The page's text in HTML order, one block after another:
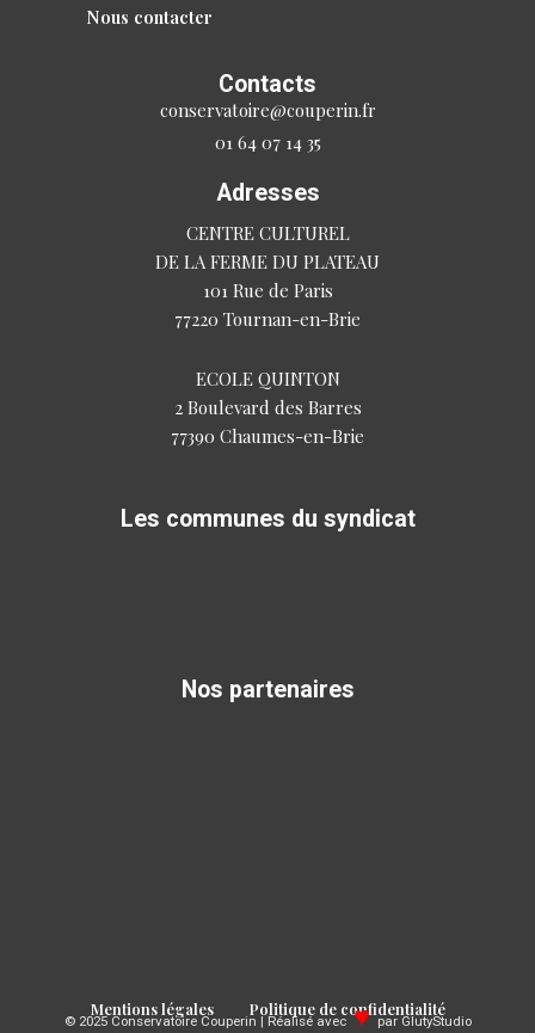
Nous contacter
Contacts
conservatoire@couperin.fr
01 64 07 14 35
Adresses
CENTRE CULTUREL
DE LA FERME DU PLATEAU
101 Rue de Paris
77220 Tournan-en-Brie
ECOLE QUINTON
2 Boulevard des Barres
77390 Chaumes-en-Brie
Les communes du syndicat
Nos partenaires
Mentions légales Politique de confidentialité
© 2025 Conservatoire Couperin | Réalisé avec♥par GlutyStudio